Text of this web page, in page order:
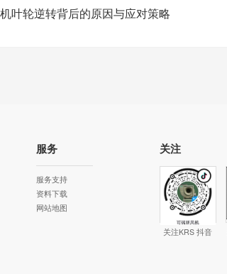
叶轮逆转背后的原因与应对策略
服务
服务支持
资料下载
网站地图
关注
关注KRS 抖音